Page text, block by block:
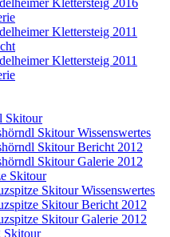
Klettersteig 2016
Klettersteig 2011
Klettersteig 2011
Skitour
Skitour Wissenswertes
Skitour Bericht 2012
Skitour Galerie 2012
Skitour
Skitour Wissenswertes
Skitour Bericht 2012
Skitour Galerie 2012
Skitour